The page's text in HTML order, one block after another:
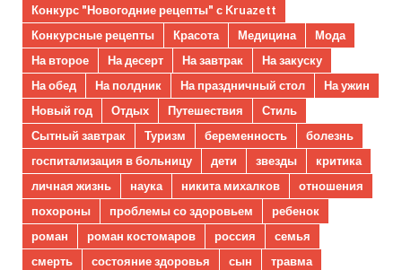
Конкурс "Новогодние рецепты" с Kruazett
Конкурсные рецепты
Красота Медицина
Мода
На второе
На десерт На завтрак
На закуску
На обед
На полдник На праздничный стол
На ужин
Новый год
Отдых Путешествия
Стиль
Сытный завтрак
Туризм беременность
болезнь
госпитализация в больницу
дети звезды
критика
личная жизнь
наука никита михалков
отношения
похороны
проблемы со здоровьем
ребенок
роман
роман костомаров россия
семья
смерть
состояние здоровья сын
травма